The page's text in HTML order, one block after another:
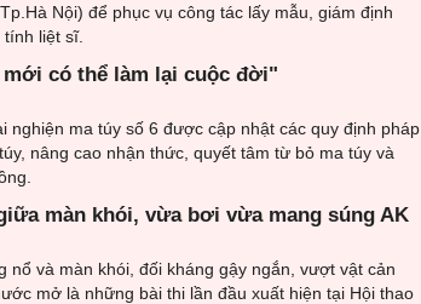
Nội) để phục vụ công tác lấy mẫu, giám định
liệt sĩ.
có thể làm lại cuộc đời"
nghiện ma túy số 6 được cập nhật các quy định pháp
nâng cao nhận thức, quyết tâm từ bỏ ma túy và
màn khói, vừa bơi vừa mang súng AK
nổ và màn khói, đối kháng gậy ngắn, vượt vật cản
mở là những bài thi lần đầu xuất hiện tại Hội thao